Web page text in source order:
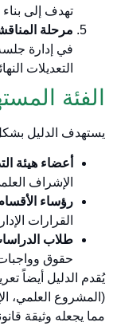
تهدف إلى
مرحلة
في إدارة جلسة
التعديلات
الفئة
يستهدف الدليل
أعضاء هيئة
الإشراف
رؤساء
القرارات
طلاب
حقوق
يُقدم الدليل أيضاً
(المشروع العلمي،
مما يجعله وثيقة